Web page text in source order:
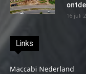
16 juli
Links
Maccabi Nederland